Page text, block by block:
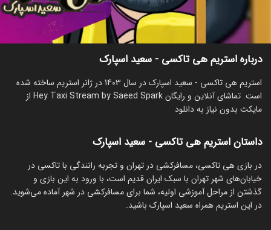
توضیحات قسمت‌ها سریال‌های مشابه
درباره استریم هی تاکسی - سعید اسپارک
استریم هی تاکسی - سعید اسپارک در سال 1403 در ژانر استریم ساخته شده
است. تماشای آنلاین و رایگان Hey Taxi Stream by Saeed Spark از
مایکت بدون نیاز به دانلود
داستان استریم هی تاکسی - سعید اسپارک
‏در بازی هی تاکسی، مسافرکشی در تهران و تجربه رانندگی با تاکسی در
خیابان‌های شهر تهران با سبک ایران قدیم است، با ورود به این بازی و
گذشتن از مراحل آموزشی اولیه، شما برای مسافرکشی در شهر آماده می‌شوید.
در این استریم همراه سعید اسپارک باشید.